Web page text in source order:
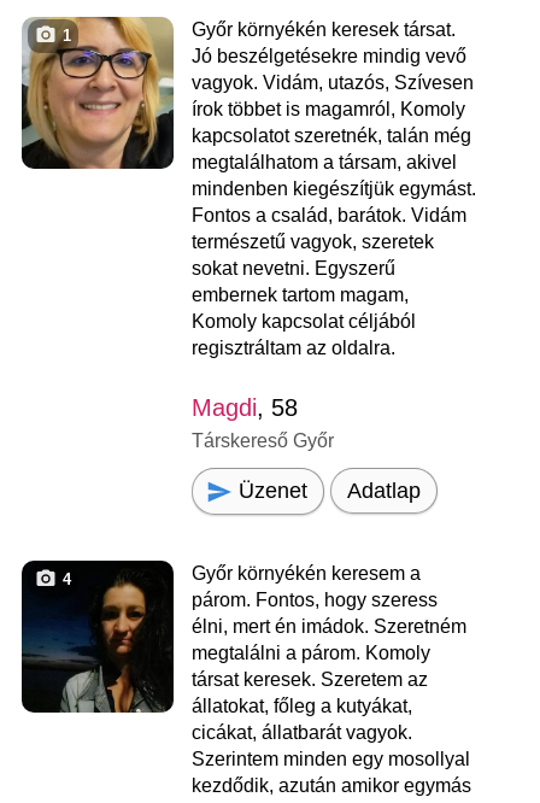
1
Győr környékén keresek társat.
Jó beszélgetésekre mindig vevő
vagyok. Vidám, utazós, Szívesen
írok többet is magamról, Komoly
kapcsolatot szeretnék, talán még
megtalálhatom a társam, akivel
mindenben kiegészítjük egymást.
Fontos a család, barátok. Vidám
természetű vagyok, szeretek
sokat nevetni. Egyszerű
embernek tartom magam,
Komoly kapcsolat céljából
regisztráltam az oldalra.
Magdi, 58
Társkereső Győr
Üzenet Adatlap
4
Győr környékén keresem a
párom. Fontos, hogy szeress
élni, mert én imádok. Szeretném
megtalálni a párom. Komoly
társat keresek. Szeretem az
állatokat, főleg a kutyákat,
cicákat, állatbarát vagyok.
Szerintem minden egy mosollyal
kezdődik, azután amikor egymás